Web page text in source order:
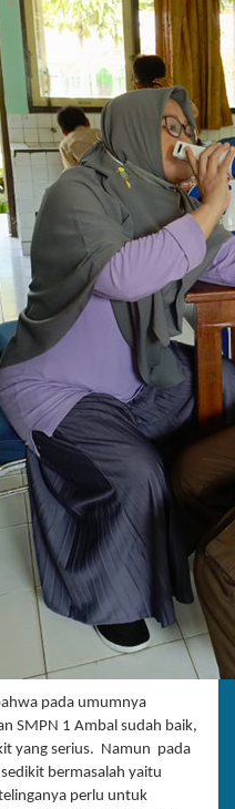
pada umumnya
SMPN 1 Ambal sudah baik,
yang serius. Namun pada
bermasalah yaitu
perlu untuk